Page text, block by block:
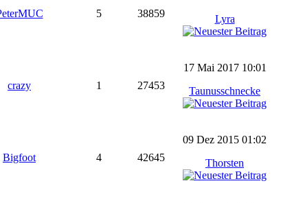
5 38859
Lyra
crazy 1 27453
17 Mai 2017 10:01
Taunusschnecke
Bigfoot 4 42645
09 Dez 2015 01:02
Thorsten